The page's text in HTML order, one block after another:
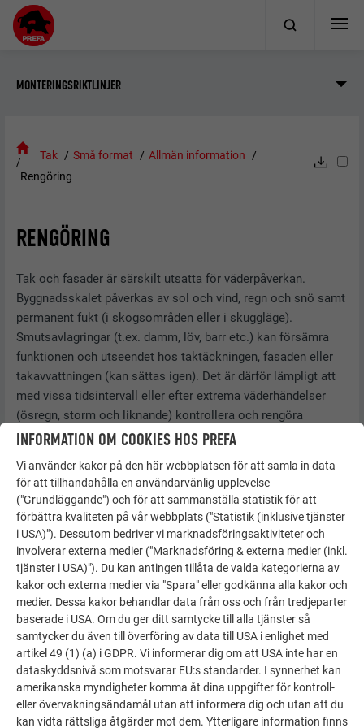
MONTERINGSRIKTLINJER
Tak Små format
Allmän information
Rengöring
RENGÖRING
Tak och fasader är särskilt utsatta för väderpåverkan.
Byggnadsskalet påverkas av sol och vind, regn och snö samt
permanent fukt (i skogsområden eller i skuggläge).
Smutsavlagringar (t.ex. damm, löv, barr etc.) kan försämra
funktionen och utseendet hos taktäckningen, fasaden eller
takavvattningen (kan sättas igen). Det är därför lämpligt att
med vissa tidsintervall eller efter extrema väderhändelser
(ösregn, storm och liknande) kontrollera och rengöra
taktäckningar och fasadbeklädnader samt
nedsmutsning och skador upptäckas och åtgärdas i god tid
samt följdskador undvikas.
Tips för skötsel och rengöring av PREFA färgade
aluminiumband:
Vid lättare nedsmutsning såsom damm och
dylikt: rent, ljummet vatten, rengöringsmedel för billacker
(inte slipmedel!). Vid kraftiga föroreningar såsom limrester,
oljor eller fetter: lämpligt universalrengöringsmedel. Följ
anvisningarna från tillverkaren av rengöringsmedlet.
Använd vatten och tvättsvamp vid rengöringen.
OBS!
INFORMATION OM COOKIES HOS PREFA
Vi använder kakor på den här webbplatsen för att samla in data
för att tillhandahålla en användarvänlig upplevelse
("Grundläggande") och för att sammanställa statistik för att
förbättra kvaliteten på vår webbplats ("Statistik (inklusive tjänster
i USA)"). Dessutom bedriver vi marknadsföringsaktiviteter och
involverar externa medier ("Marknadsföring & externa medier (inkl.
tjänster i USA)"). Du kan antingen tillåta de valda kategorierna av
kakor och externa medier via "Spara" eller godkänna alla kakor och
medier. Dessa kakor behandlar data från oss och från tredjeparter
baserade i USA. Om du ger ditt samtycke till alla tjänster så
samtycker du även till överföring av data till USA i enlighet med
artikel 49 (1) (a) i GDPR. Vi informerar dig om att USA inte har en
dataskyddsnivå som motsvarar EU:s standarder. I synnerhet kan
amerikanska myndigheter komma åt dina uppgifter för kontroll-
eller övervakningsändamål utan att informera dig och utan att du
kan vidta rättsliga åtgärder mot dem. Ytterligare information finns